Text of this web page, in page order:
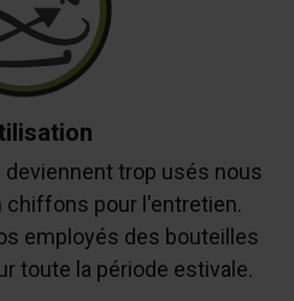
trop usés nous
chiffons pour l'entretien.
employés des bouteilles
toute la période estivale.